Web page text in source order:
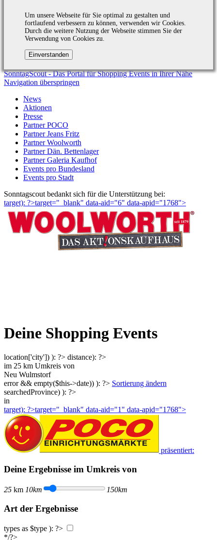
Um unsere Webseite für Sie optimal zu gestalten und
fortlaufend verbessern zu können, verwenden wir Cookies.
Durch die weitere Nutzung der Webseite stimmen Sie der
Verwendung von Cookies zu.
SonntagScout - Das Portal für Shopping Events in Ihrer Nähe
Navigation überspringen
News
Aktionen
Presse
Partner POCO
Partner Jeans Fritz
Partner Woolworth
Partner Dän. Bettenlager
Partner Galeria Kaufhof
Events pro Bundesland
Events pro Stadt
Sonntagscout bedankt sich für die Unterstützung bei:
target): ?>target="_blank" data-aid="6" data-apid="1768">
Deine Shopping Events
location['city']) ): ?> distance): ?>
im 25 km Umkreis von
Neu Wulmstorf
error && empty($this->date)) ): ?> Sortierung ändern
searchedProvince) ): ?>
in
target): ?>target="_blank" data-aid="1" data-apid="1768">
präsentiert:
Deine Ergebnisse im Umkreis von
25 km 10km 150km
Art der Ergebnisse
types as $type ): ?>
*/?>